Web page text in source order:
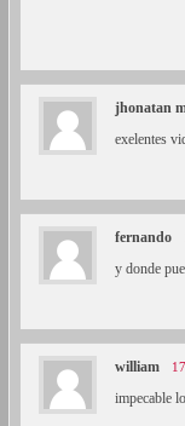
jhonatan
exelentes
fernando
y donde
william
impecable